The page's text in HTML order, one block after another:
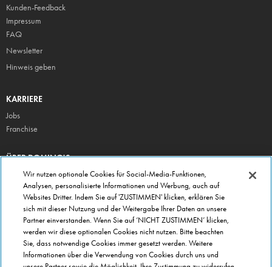
Kunden-Feedback
Impressum
FAQ
Newsletter
Hinweis geben
KARRIERE
Jobs
Franchise
ÜBER DOMINO'S
Storesuche
Presse
Domino's App
Unternehmen
Geschenkgutscheine
Cookie Einstellungen
Wir nutzen optionale Cookies für Social-Media-Funktionen,
Analysen, personalisierte Informationen und Werbung, auch auf
Websites Dritter. Indem Sie auf 'ZUSTIMMEN' klicken, erklären Sie
sich mit dieser Nutzung und der Weitergabe Ihrer Daten an unsere
Partner einverstanden. Wenn Sie auf ‘NICHT ZUSTIMMEN’ klicken,
werden wir diese optionalen Cookies nicht nutzen. Bitte beachten
Sie, dass notwendige Cookies immer gesetzt werden. Weitere
Informationen über die Verwendung von Cookies durch uns und